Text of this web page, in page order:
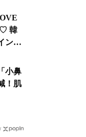
♡ 韓
ング
小鼻
！肌